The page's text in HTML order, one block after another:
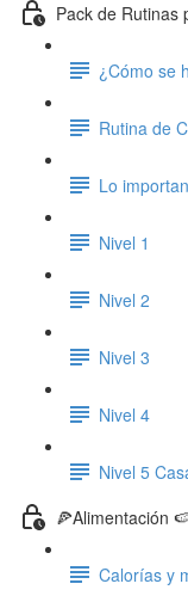
Pack de Rutinas
¿Cómo se
Rutina de
Lo
Nivel 1
Nivel 2
Nivel 3
Nivel 4
Nivel 5
🍕Alimentación
Calorías y